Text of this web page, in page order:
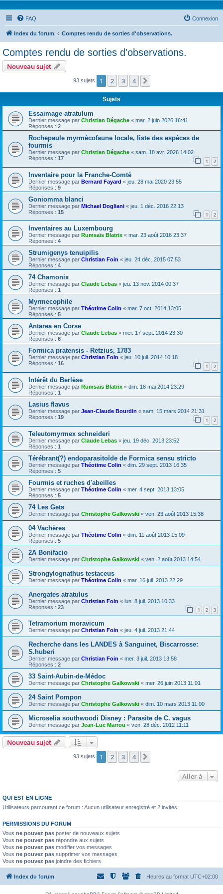
FAQ Connexion
Index du forum Comptes rendu de sorties d'observations.
Comptes rendu de sorties d'observations.
Nouveau sujet
93 sujets 1 2 3 4
Sujets
Essaimage atratulum
Dernier message par Christian Dégache « mar. 2 juin 2026 16:41
Réponses : 2
Rochepaule myrmécofaune locale, liste des espèces de
fourmis
Dernier message par Christian Dégache « sam. 18 avr. 2026 14:02
Réponses : 17 1 2
Inventaire pour la Franche-Comté
Dernier message par Bernard Fayard « jeu. 28 mai 2020 23:55
Réponses : 9
Goniomma blanci
Dernier message par Michael Dogliani « jeu. 1 déc. 2016 22:13
Réponses : 15 1 2
Inventaires au Luxembourg
Dernier message par Rumsaïs Blatrix « mar. 23 août 2016 23:37
Réponses : 4
Strumigenys tenuipilis
Dernier message par Christian Foin « jeu. 24 déc. 2015 07:53
Réponses : 4
74 Chamonix
Dernier message par Claude Lebas « jeu. 13 nov. 2014 00:37
Réponses : 1
Myrmecophile
Dernier message par Théotime Colin « mar. 7 oct. 2014 13:05
Réponses : 5
Antarea en Corse
Dernier message par Claude Lebas « mer. 17 sept. 2014 23:30
Réponses : 6
Formica pratensis - Retzius, 1783
Dernier message par Christian Foin « jeu. 10 juil. 2014 10:18
Réponses : 16 1 2
Intérêt du Berlèse
Dernier message par Rumsaïs Blatrix « dim. 18 mai 2014 23:29
Réponses : 1
Lasius flavus
Dernier message par Jean-Claude Bourdin « sam. 15 mars 2014 21:31
Réponses : 19 1 2
Teleutomyrmex schneideri
Dernier message par Claude Lebas « jeu. 19 déc. 2013 23:52
Réponses : 1
Térébrant(?) endoparasitoïde de Formica sensu stricto
Dernier message par Théotime Colin « dim. 29 sept. 2013 16:35
Réponses : 5
Fourmis et ruches d'abeilles
Dernier message par Théotime Colin « mer. 4 sept. 2013 13:05
Réponses : 5
74 Les Gets
Dernier message par Christophe Galkowski « ven. 23 août 2013 15:38
04 Vachères
Dernier message par Théotime Colin « dim. 11 août 2013 15:09
Réponses : 5
2A Bonifacio
Dernier message par Christophe Galkowski « ven. 2 août 2013 14:54
Strongylognathus testaceus
Dernier message par Théotime Colin « mar. 16 juil. 2013 22:29
Anergates atratulus
Dernier message par Christian Foin « lun. 8 juil. 2013 10:33
Réponses : 23 1 2 3
Tetramorium moravicum
Dernier message par Christian Foin « jeu. 4 juil. 2013 21:44
Recherche dans les LANDES à Sanguinet, Biscarrosse:
S.huberi
Dernier message par Christian Foin « mer. 3 juil. 2013 13:58
Réponses : 2
33 Saint-Aubin-de-Médoc
Dernier message par Christophe Galkowski « mer. 26 juin 2013 11:01
24 Saint Pompon
Dernier message par Christophe Galkowski « dim. 10 mars 2013 11:00
Microselia southwoodi Disney : Parasite de C. vagus
Dernier message par Jean-Luc Marrou « ven. 28 déc. 2012 11:11
Nouveau sujet
93 sujets 1 2 3 4
Aller à
QUI EST EN LIGNE
Utilisateurs parcourant ce forum : Aucun utilisateur enregistré et 2 invités
PERMISSIONS DU FORUM
Vous ne pouvez pas poster de nouveaux sujets
Vous ne pouvez pas répondre aux sujets
Vous ne pouvez pas modifier vos messages
Vous ne pouvez pas supprimer vos messages
Vous ne pouvez pas joindre des fichiers
Index du forum Heures au format UTC+02:00